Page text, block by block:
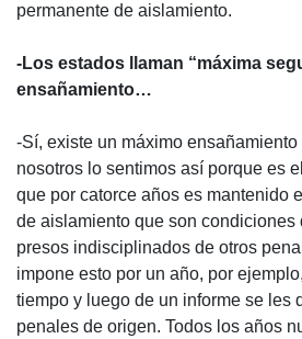
permanente de aislamiento.
-Los estados llaman “máxima
ensañamiento…
-Sí, existe un máximo ensañamiento
nosotros lo sentimos así porque es
que por catorce años es mantenido
de aislamiento que son condiciones
presos indisciplinados de otros
impone esto por un año, por
tiempo y luego de un informe se les
penales de origen. Todos los años